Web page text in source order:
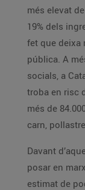
més elevat
19% dels
fet que deixa
pública. A
socials, a
troba en risc
més de
carn,
Davant
posar en
estimat de